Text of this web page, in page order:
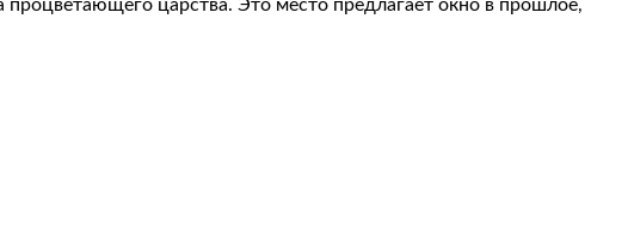
царства. Это место предлагает окно в прошлое,